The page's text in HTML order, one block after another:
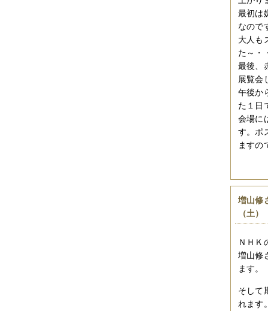
最初は
なので
大人も
た～・
最後、
展覧会
午後か
た１日
会場に
す。ポ
ますの
増山修
（土）
ＮＨＫ
増山修
ます。
そして
れます